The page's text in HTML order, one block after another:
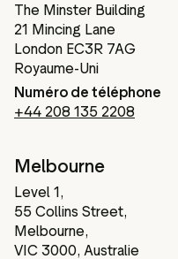
The Minster Building
21 Mincing Lane
London EC3R 7AG
Royaume-Uni
Numéro de téléphone
+44 208 135 2208
Melbourne
Level 1,
55 Collins Street,
Melbourne,
VIC 3000, Australie